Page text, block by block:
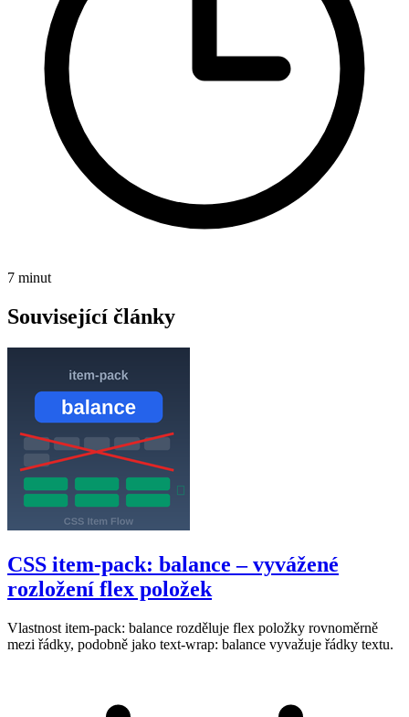
7 minut
Související články
CSS item-pack: balance – vyvážené
rozložení flex položek
Vlastnost item-pack: balance rozděluje flex položky rovnoměrně
mezi řádky, podobně jako text-wrap: balance vyvažuje řádky textu.